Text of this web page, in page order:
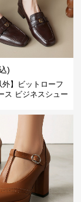
)
外】ビットローフ
ス ビジネスシュー
スーツ